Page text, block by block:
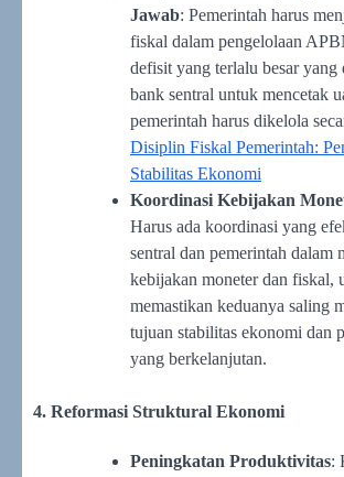
Jawab: Pemerintah harus
fiskal dalam pengelolaan
defisit yang terlalu besar yang
bank sentral untuk mencetak
pemerintah harus dikelola
Disiplin Fiskal Pemerintah:
Stabilitas Ekonomi
Koordinasi Kebijakan
Harus ada koordinasi yang
sentral dan pemerintah dalam
kebijakan moneter dan fiskal,
memastikan keduanya saling
tujuan stabilitas ekonomi dan
yang berkelanjutan.
4. Reformasi Struktural Ekonomi
Peningkatan Produktivitas: